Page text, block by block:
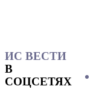
ИС ВЕСТИ
В
СОЦСЕТЯХ